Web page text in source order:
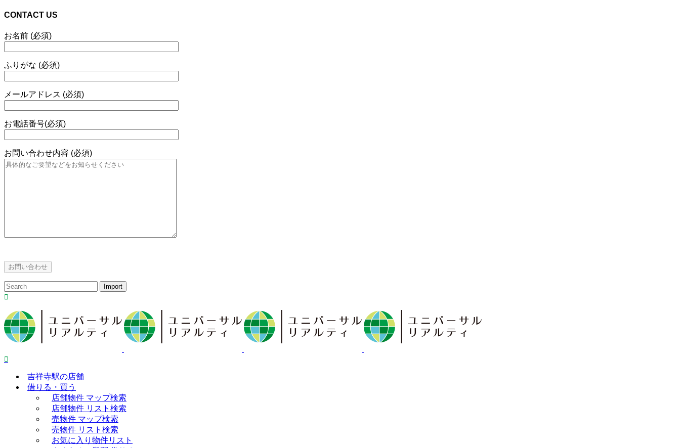
CONTACT US
お名前 (必須)
ふりがな (必須)
メールアドレス (必須)
お電話番号(必須)
お問い合わせ内容 (必須)
吉祥寺駅の店舗
借りる・買う
店舗物件 マップ検索
店舗物件 リスト検索
売物件 マップ検索
売物件 リスト検索
お気に入り物件リスト